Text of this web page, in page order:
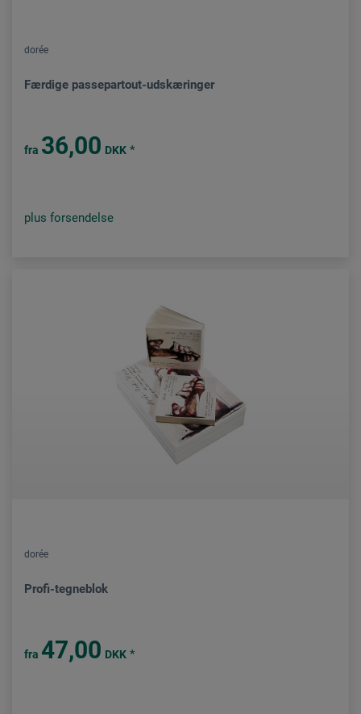
dorée
Færdige passepartout-udskæringer
fra 36,00 DKK *
plus forsendelse
dorée
Profi-tegneblok
fra 47,00 DKK *